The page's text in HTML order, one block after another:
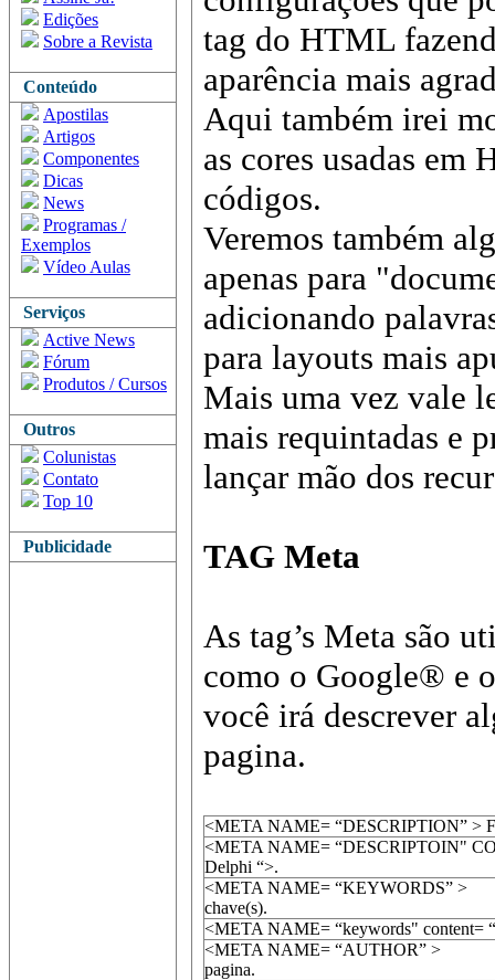
Edições
Sobre a Revista
Conteúdo
Apostilas
Artigos
Componentes
Dicas
News
Programas /
Exemplos
Vídeo Aulas
Serviços
Active News
Fórum
Produtos / Cursos
Outros
Colunistas
Contato
Top 10
Publicidade
tag do HTML
aparência mais
Aqui também irei
as cores usadas em
códigos.
Veremos também
apenas para
adicionando
para layouts mais
Mais uma vez vale
mais requintadas e
lançar mão dos
TAG Meta
As tag’s Meta são
como o Google® e
você irá descrever
pagina.
<META NAME= “DESCRIPTION” >
<META NAME= “DESCRIPTOIN"
Delphi “>.
<META NAME= “KEYWORDS”
chave(s).
<META NAME= “keywords" content=
<META NAME=
pagina.